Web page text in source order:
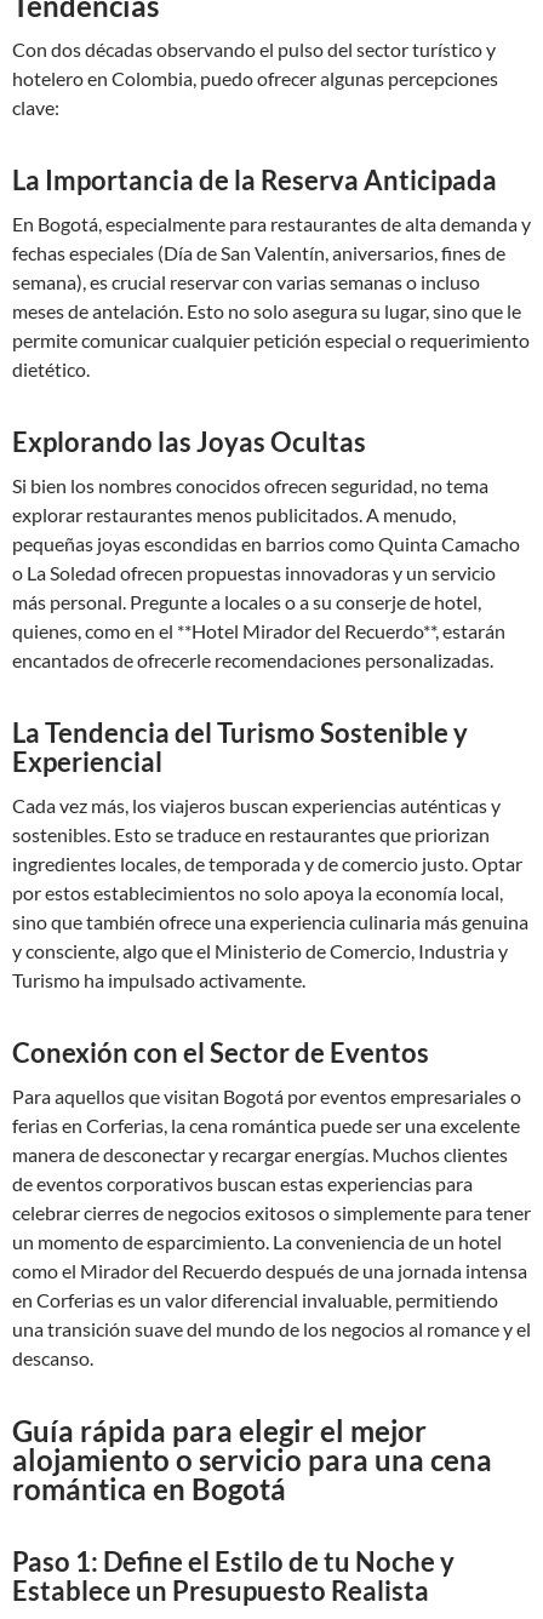
Con dos décadas observando el pulso del sector turístico y
hotelero en Colombia, puedo ofrecer algunas percepciones
clave:
La Importancia de la Reserva Anticipada
En Bogotá, especialmente para restaurantes de alta demanda y
fechas especiales (Día de San Valentín, aniversarios, fines de
semana), es crucial reservar con varias semanas o incluso
meses de antelación. Esto no solo asegura su lugar, sino que le
permite comunicar cualquier petición especial o requerimiento
dietético.
Explorando las Joyas Ocultas
Si bien los nombres conocidos ofrecen seguridad, no tema
explorar restaurantes menos publicitados. A menudo,
pequeñas joyas escondidas en barrios como Quinta Camacho
o La Soledad ofrecen propuestas innovadoras y un servicio
más personal. Pregunte a locales o a su conserje de hotel,
quienes, como en el **Hotel Mirador del Recuerdo**, estarán
encantados de ofrecerle recomendaciones personalizadas.
La Tendencia del Turismo Sostenible y
Experiencial
Cada vez más, los viajeros buscan experiencias auténticas y
sostenibles. Esto se traduce en restaurantes que priorizan
ingredientes locales, de temporada y de comercio justo. Optar
por estos establecimientos no solo apoya la economía local,
sino que también ofrece una experiencia culinaria más genuina
y consciente, algo que el Ministerio de Comercio, Industria y
Turismo ha impulsado activamente.
Conexión con el Sector de Eventos
Para aquellos que visitan Bogotá por eventos empresariales o
ferias en Corferias, la cena romántica puede ser una excelente
manera de desconectar y recargar energías. Muchos clientes
de eventos corporativos buscan estas experiencias para
celebrar cierres de negocios exitosos o simplemente para tener
un momento de esparcimiento. La conveniencia de un hotel
como el Mirador del Recuerdo después de una jornada intensa
en Corferias es un valor diferencial invaluable, permitiendo
una transición suave del mundo de los negocios al romance y el
descanso.
Guía rápida para elegir el mejor
alojamiento o servicio para una cena
romántica en Bogotá
Paso 1: Define el Estilo de tu Noche y
Establece un Presupuesto Realista